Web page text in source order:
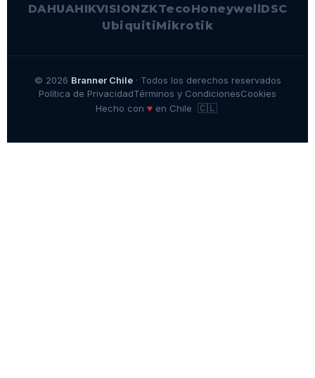
DAHUAHIKVISIONZKTecoHoneywellDSC
UbiquitiMikrotik
© 2026 Branner Chile· Todos los derechos reservados
Política de PrivacidadTérminos y CondicionesCookies
Hecho con ♥en Chile 🇨🇱